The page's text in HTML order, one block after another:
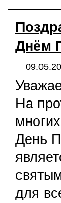
Днём
На
День
для